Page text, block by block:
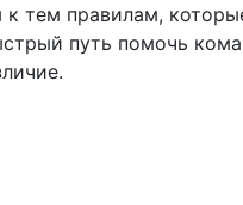
тем правилам,
путь помочь